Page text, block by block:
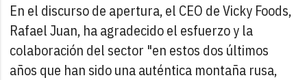
En el discurso de apertura, el CEO de Vicky Foods,
Rafael Juan, ha agradecido el esfuerzo y la
colaboración del sector "en estos dos últimos
años que han sido una auténtica montaña rusa,